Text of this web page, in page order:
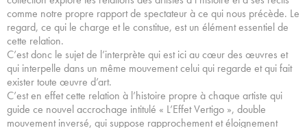
comme notre propre rapport de spectateur à ce qui nous précède. Le
regard, ce qui le charge et le constitue, est un élément essentiel de
cette relation.
C’est donc le sujet de l’interprète qui est ici au cœur des œuvres et
qui interpelle dans un même mouvement celui qui regarde et qui fait
exister toute œuvre d’art.
C’est en effet cette relation à l’histoire propre à chaque artiste qui
guide ce nouvel accrochage intitulé « L’Effet Vertigo », double
mouvement inversé, qui suppose rapprochement et éloignement